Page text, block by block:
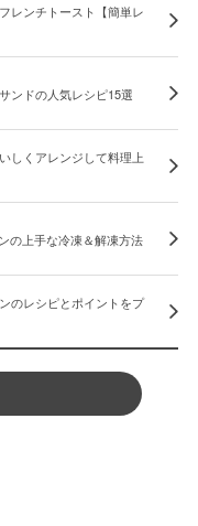
レンチトースト【簡単レ
ンドの人気レシピ15選
しくアレンジして料理上
の上手な冷凍＆解凍方法
のレシピとポイントをプ